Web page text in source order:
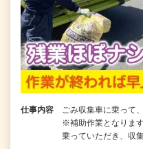
仕事内容
ごみ収集車に乗って
※補助作業となりま
乗っていただき、収